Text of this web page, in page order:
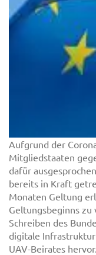
Aufgrund der
Mitgliedstaaten
dafür
bereits in Kraft
Monaten Geltung
Geltungsbeginns zu
Schreiben des
digitale
UAV-Beirates hervor.